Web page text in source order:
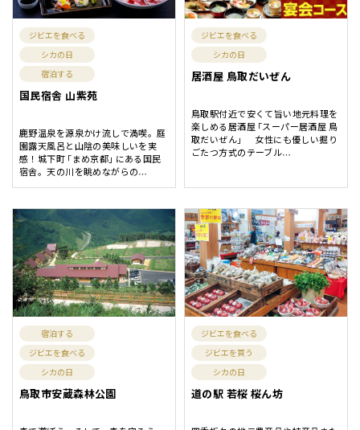
ジビエを食べる
シカの日
宿泊する
国民宿舎 山紫苑
鹿野温泉を源泉かけ流しで満喫。庭
園露天風呂と山陰の美味しいを実
感！城下町「まめ京都」にある国民
宿舎。天の川を眺めながらの…
ジビエを食べる
シカの日
居酒屋 鳥取だいぜん
鳥取駅付近で安くて旨い地元料理を
楽しめる居酒屋「スーパー居酒屋 鳥
取だいぜん」 女性にも優しい掘り
ごたつ方式のテーブル…
宿泊する
ジビエを食べる
シカの日
鳥取市安蔵森林公園
ジビエを食べる
ジビエを買う
シカの日
道の駅 若桜 桜ん坊